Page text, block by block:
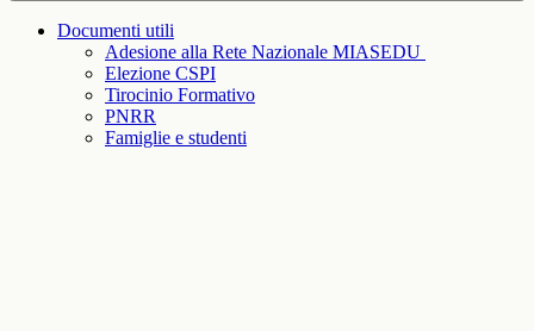
Documenti utili
Adesione alla Rete Nazionale MIASEDU
Elezione CSPI
Tirocinio Formativo
PNRR
Famiglie e studenti